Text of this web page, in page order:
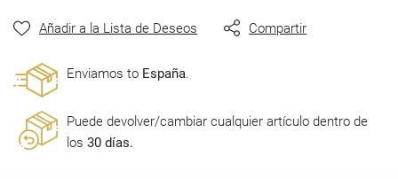
Añadir a la Lista de Deseos Compartir
Enviamos to España.
Puede devolver/cambiar cualquier artículo dentro de
los 30 días.